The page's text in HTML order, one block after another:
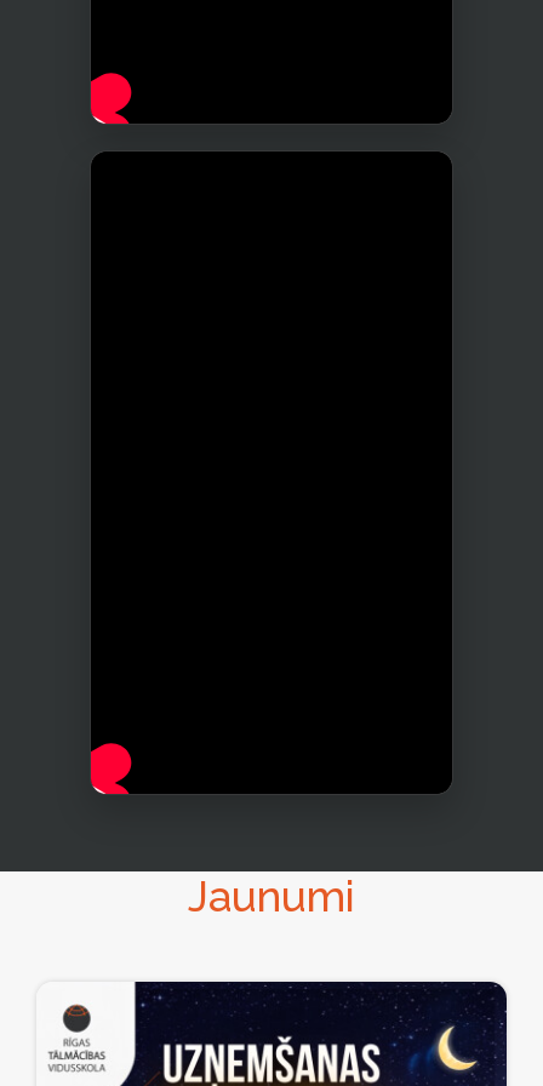
Jaunumi